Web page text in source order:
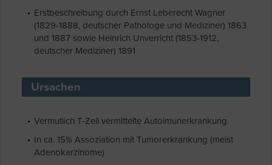
Erstbeschreibung durch Ernst Leberecht Wagner
(1829-1888, deutscher Pathologe und Mediziner) 1863
und 1887 sowie Heinrich Unverricht (1853-1912,
deutscher Mediziner) 1891
Ursachen
Vermutlich T-Zell vermittelte Autoimunerkrankung
In ca. 15% Assoziation mit Tumorerkrankung (meist
Adenokarzinome)